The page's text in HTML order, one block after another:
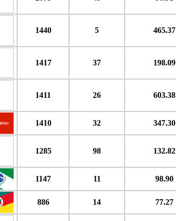
1440 5 465.37
1417 37 198.09
1411 26 603.38
1410 32 347.30
1285 98 132.82
1147 11 98.90
886 14 77.27